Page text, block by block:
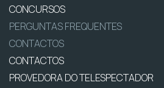
CONCURSOS
PERGUNTAS FREQUENTES
CONTACTOS
CONTACTOS
PROVEDORA DO TELESPECTADOR